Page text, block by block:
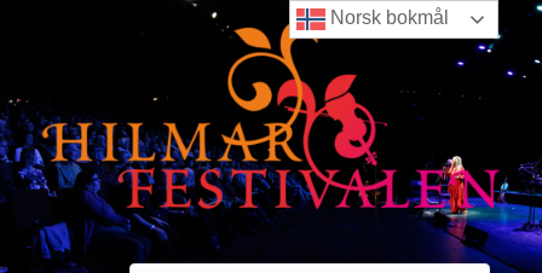
Norsk bokmål